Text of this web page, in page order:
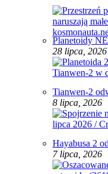
Planetoidy
28 lipca, 2026
Tianwen-2
8 lipca, 2026
Hayabusa 2
7 lipca, 2026